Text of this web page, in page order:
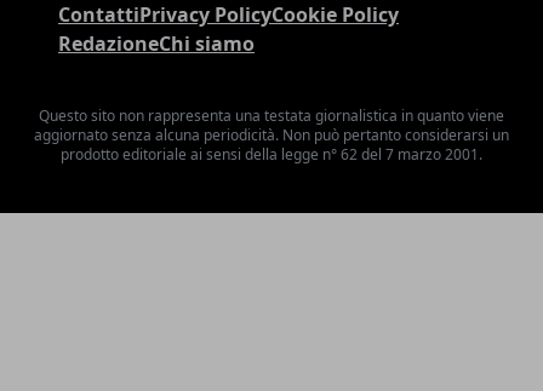
ContattiPrivacy PolicyCookie Policy
RedazioneChi siamo
Questo sito non rappresenta una testata giornalistica in quanto viene
aggiornato senza alcuna periodicità. Non può pertanto considerarsi un
prodotto editoriale ai sensi della legge n° 62 del 7 marzo 2001.